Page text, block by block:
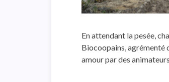
En attendant la pesée,
Biocoopains, agrémenté
amour par des